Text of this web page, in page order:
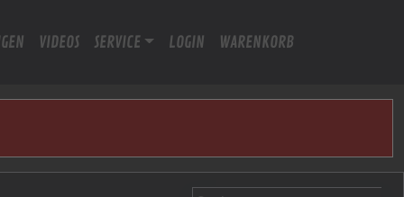
VIDEOS SERVICE LOGIN WARENKORB